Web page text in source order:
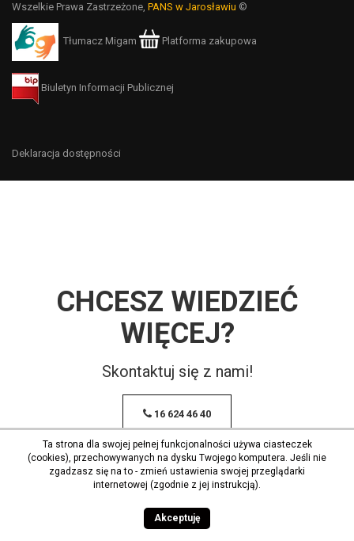
Wszelkie Prawa Zastrzeżone, PANS w Jarosławiu ©
Tłumacz Migam Platforma zakupowa
Biuletyn Informacji Publicznej
Deklaracja dostępności
CHCESZ WIEDZIEĆ
WIĘCEJ?
Skontaktuj się z nami!
16 624 46 40
Ta strona dla swojej pełnej funkcjonalności używa ciasteczek
(cookies), przechowywanych na dysku Twojego komputera. Jeśli nie
zgadzasz się na to - zmień ustawienia swojej przeglądarki
internetowej (zgodnie z jej instrukcją).
Akceptuję